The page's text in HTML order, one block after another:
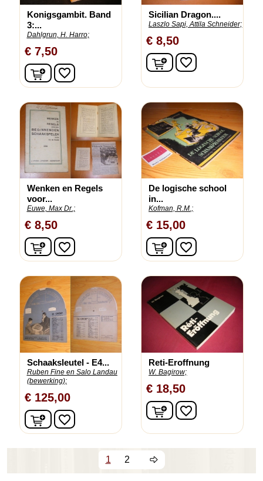
Konigsgambit. Band
3:...
Dahlgrun, H. Harro;
€ 7,50
In winkelwagen
favorite_border
Sicilian Dragon....
Laszlo Sapi, Attila Schneider;
€ 8,50
In winkelwagen
favorite_border
Wenken en Regels
voor...
Euwe, Max Dr.;
€ 8,50
In winkelwagen
favorite_border
De logische school
in...
Kofman, R.M.;
€ 15,00
In winkelwagen
favorite_border
Schaaksleutel - E4...
Ruben Fine en Salo Landau
(bewerking);
€ 125,00
In winkelwagen
favorite_border
Reti-Eroffnung
W. Bagirow;
€ 18,50
In winkelwagen
favorite_border
1 2